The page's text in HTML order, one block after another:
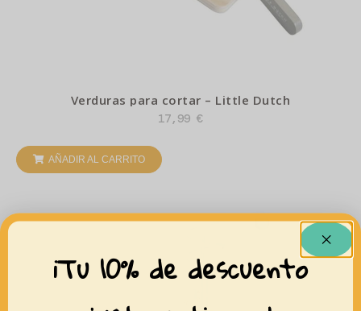
Verduras para cortar – Little Dutch
17,99 €
AÑADIR AL CARRITO
¡Tu 10% de descuento